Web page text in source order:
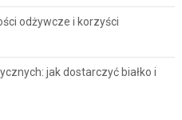
odżywcze i korzyści
jak dostarczyć białko i